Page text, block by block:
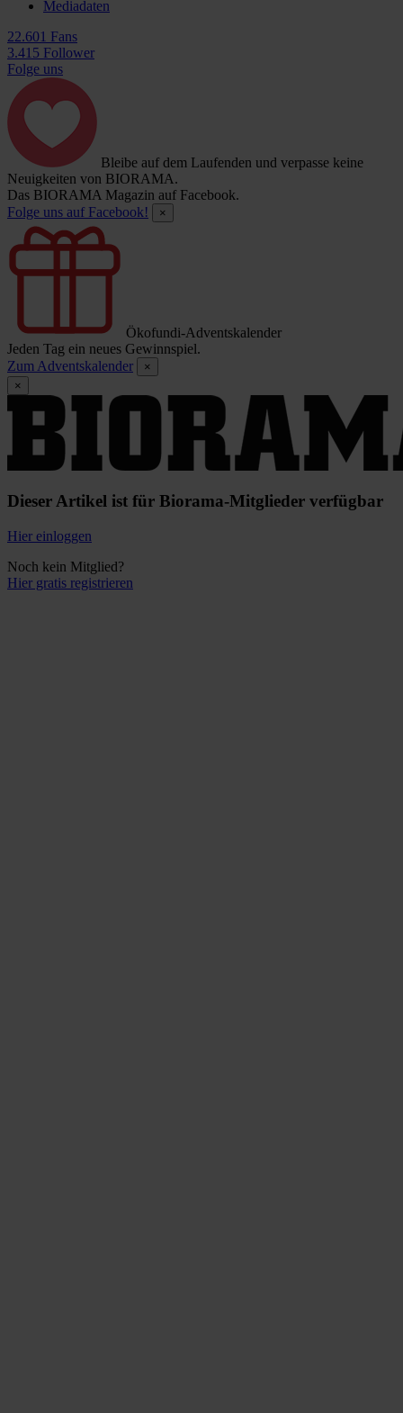
Mediadaten
22.601 Fans
3.415 Follower
Folge uns
Bleibe auf dem Laufenden und verpasse keine
Neuigkeiten von BIORAMA.
Das BIORAMA Magazin auf Facebook.
Folge uns auf Facebook!
×
Ökofundi-Adventskalender
Jeden Tag ein neues Gewinnspiel.
Zum Adventskalender
×
×
Dieser Artikel ist für Biorama-Mitglieder verfügbar
Hier einloggen
Noch kein Mitglied?
Hier gratis registrieren